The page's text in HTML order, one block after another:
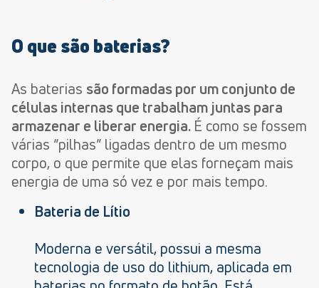
O que são baterias?
As baterias são formadas por um conjunto de
células internas que trabalham juntas para
armazenar e liberar energia. É como se fossem
várias “pilhas” ligadas dentro de um mesmo
corpo, o que permite que elas forneçam mais
energia de uma só vez e por mais tempo.
Bateria de Lítio
Moderna e versátil, possui a mesma
tecnologia de uso do lithium, aplicada em